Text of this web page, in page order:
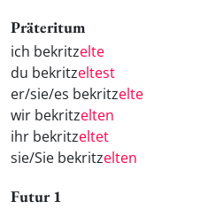
Präteritum
ich bekritzelte
du bekritzeltest
er/sie/es bekritzelte
wir bekritzelten
ihr bekritzeltet
sie/Sie bekritzelten
Futur 1